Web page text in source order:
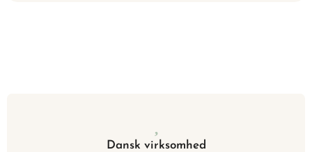
Dansk virksomhed